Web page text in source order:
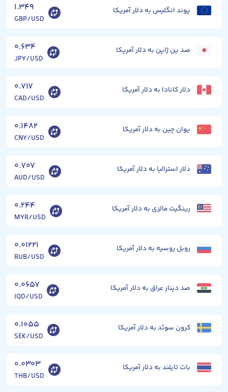
پوند انگلیس به دلار آمریکا ۱.۳۴۹
GBP/USD
صد ین ژاپن به دلار آمریکا ۰.۶۳۴
JPY/USD
دلار کانادا به دلار آمریکا ۰.۷۱۷
CAD/USD
یوان چین به دلار آمریکا ۰.۱۴۸۲
CNY/USD
دلار استرالیا به دلار آمریکا ۰.۷۰۷
AUD/USD
رینگیت مالزی به دلار آمریکا ۰.۲۴۴
MYR/USD
روبل روسیه به دلار آمریکا ۰.۰۱۲۲۱
RUB/USD
صد دینار عراق به دلار آمریکا ۰.۰۶۵۷
IQD/USD
کرون سوئد به دلار آمریکا ۰.۱۰۵۵
SEK/USD
بات تایلند به دلار آمریکا ۰.۰۳۰۳
THB/USD